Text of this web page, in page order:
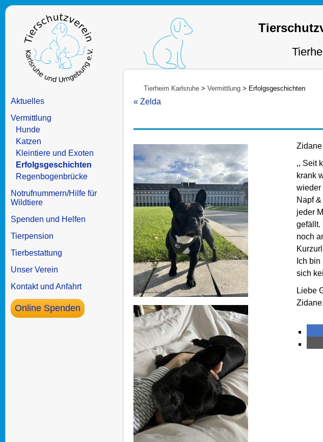
Aktuelles
Vermittlung
Hunde
Katzen
Kleintiere und Exoten
Erfolgsgeschichten
Regenbogenbrücke
Notrufnummern/Hilfe für
Wildtiere
Spenden und Helfen
Tierpension
Tierbestattung
Unser Verein
Kontakt und Anfahrt
Online Spenden
Tierheim Karlsruhe > Vermittlung > Erfolgsgeschichten
« Zelda
,, Seit
krank
wieder
Napf
jeder
gefällt.
noch
Ich
sich
Liebe